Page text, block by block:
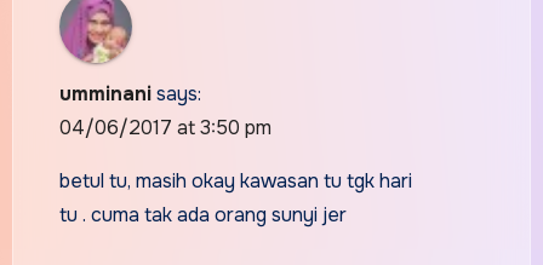
umminanisays:
04/06/2017 at 3:50 pm
betul tu, masih okay kawasan tu tgk hari
tu . cuma tak ada orang sunyi jer